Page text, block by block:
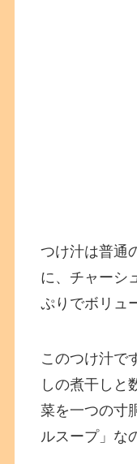
つけ汁は普通
に、チャーシ
ぷりでボリュ
このつけ汁で
しの煮干しと
菜を一つの寸
ルスープ」な